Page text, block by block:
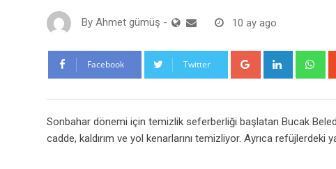
By Ahmet gümüş - 10 ay ago
Facebook Twitter Google+ LinkedIn
Sonbahar dönemi için temizlik seferberliği başlatan Bucak
cadde, kaldırım ve yol kenarlarını temizliyor. Ayrıca